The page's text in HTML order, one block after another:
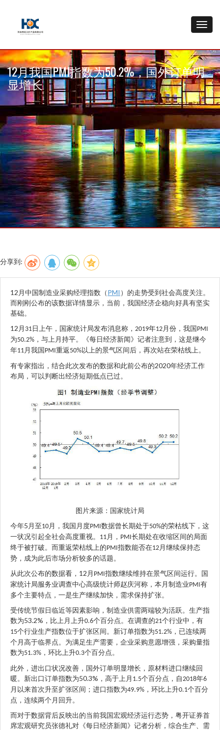
12月我国PMI指数为50.2%，国外订单明
显增长
分享到:
12 月中国制造业采购经理指数（ PMI ）的走势受到社会高度关注。
而刚刚公布的该数据详情显示，当前，我国经济企稳向好具有坚实
基础。
12 月 31 日上午，国家统计局发布消息称， 2019年12月份，我国 PMI
为50.2% ，与上月持平。《每日经济新闻》记者注意到，这是继今
年11月我国 PMI重返 50%以上的景气区间后，再次站在荣枯线上。
有专家指出，结合此次发布的数据和此前公布的2020年经济工作
布局，可以判断出经济短期低点已过。
图片来源：国家统计局
今年5 月至 10 月，我国月度PMI 数据曾长期处于50%的荣枯线下，这
一状况引起全社会高度重视。 11 月， PMI 长期处在收缩区间的局面
终于被打破。而重返荣枯线上的 PMI 指数能否在12 月继续保持态
势，成为此后市场分析较多的话题。
从此次公布的数据看， 12 月 PMI 指数继续维持在景气区间运行。国
家统计局服务业调查中心高级统计师赵庆河称，本月制造业 PMI 有
多个主要特点，一是生产继续加快，需求保持扩张。
受传统节假日临近等因素影响，制造业供需两端较为活跃。生产指
数为53.2% ，比上月上升0.6个百分点。在调查的21个行业中，有
15个行业生产指数位于扩张区间。新订单指数为51.2% ，已连续两
个月高于临界点。为满足生产需要，企业采购意愿增强，采购量指
数为51.3% ，环比上升0.3个百分点。
此外，进出口状况改善，国外订单明显增长，原材料进口继续回
暖。新出口订单指数为50.3% ，高于上月 1.5个百分点，自2018年6
月以来首次升至扩张区间；进口指数为49.9% ，环比上升0.1个百分
点，连续两个月回升。
而对于数据背后反映出的当前我国宏观经济运行态势，粤开证券首
席宏观研究员张德礼对《每日经济新闻》记者分析，综合生产、需